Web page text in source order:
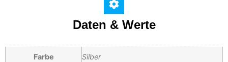
Daten & Werte
Farbe Silber